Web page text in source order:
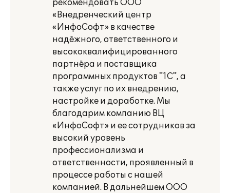
рекомендовать ООО
«Внедренческий центр
«ИнфоСофт» в качестве
надёжного, ответственного и
высококвалифицированного
партнёра и поставщика
программных продуктов "1С", а
также услуг по их внедрению,
настройке и доработке. Мы
благодарим компанию ВЦ
«ИнфоСофт» и ее сотрудников за
высокий уровень
профессионализма и
ответственности, проявленный в
процессе работы с нашей
компанией. В дальнейшем ООО